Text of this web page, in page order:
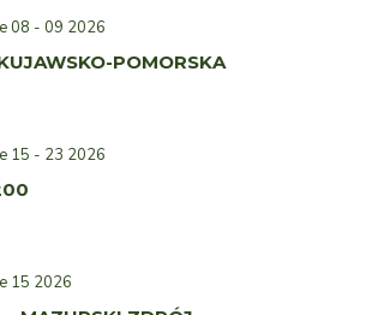
08 - 09 2026
POMORSKA
15 - 23 2026
15 2026